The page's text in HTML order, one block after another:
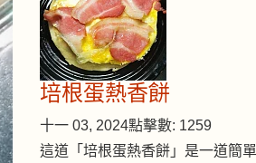
培根蛋熱香餅
十一 03, 2024點擊數: 1259
這道「培根蛋熱香餅」是一道簡